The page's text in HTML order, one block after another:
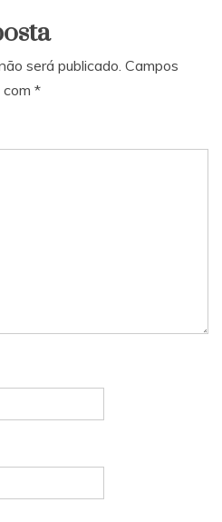
será publicado. Campos
*